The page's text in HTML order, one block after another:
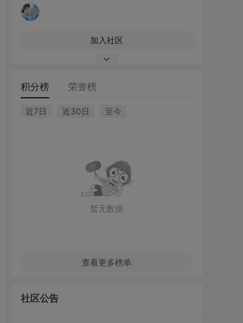
加入社区
积分榜 荣誉榜
近7日 近30日 至今
暂无数据
查看更多榜单
社区公告